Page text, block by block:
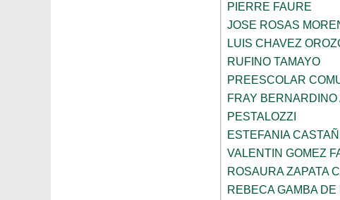
PIERRE FAURE
JOSE ROSAS
LUIS CHAVEZ
RUFINO TAMAYO
PREESCOLAR
FRAY BERNARDINO
PESTALOZZI
ESTEFANIA
VALENTIN GOMEZ
ROSAURA ZAPATA
REBECA GAMBA DE